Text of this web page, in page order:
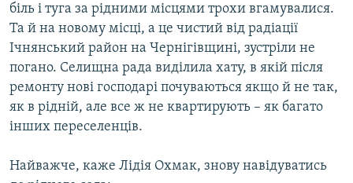
біль і туга за рідними місцями трохи вгамувалися.
Та й на новому місці, а це чистий від радіації
Ічнянський район на Чернігівщині, зустріли не
погано. Селищна рада виділила хату, в якій після
ремонту нові господарі почуваються якщо й не так,
як в рідній, але все ж не квартирують – як багато
інших переселенців.
Найважче, каже Лідія Охмак, знову навідуватись